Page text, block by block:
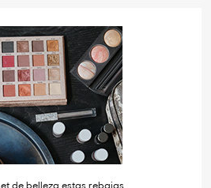
de belleza estas rebajas